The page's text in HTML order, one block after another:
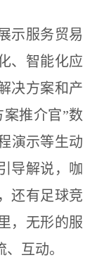
示服务贸易
、智能化应
决方案和产
推介官”数
演示等生动
导解说，咖
还有足球竞
，无形的服
互动。